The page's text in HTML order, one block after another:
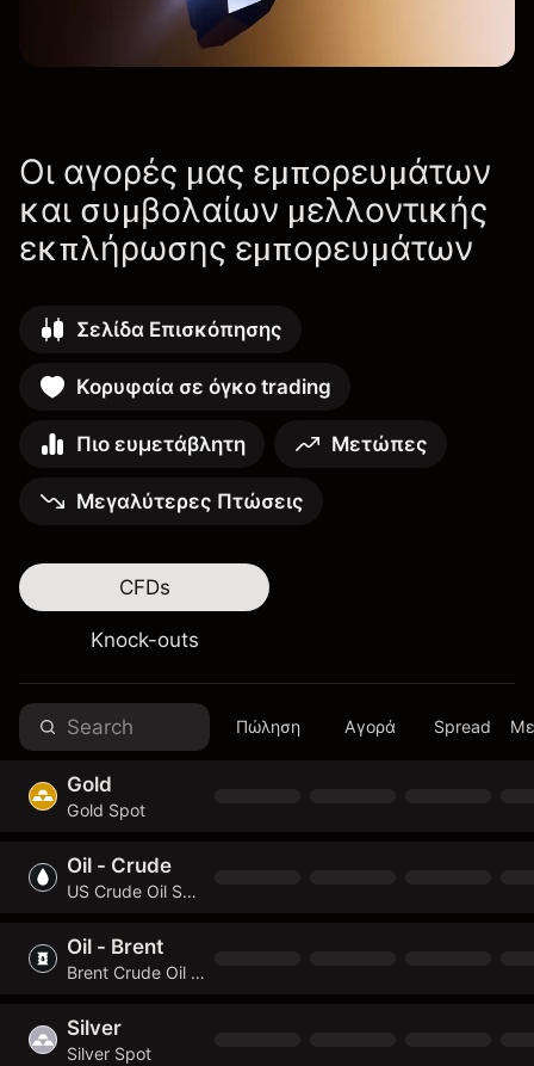
Οι αγορές μας εμπορευμάτων
και συμβολαίων μελλοντικής
εκπλήρωσης εμπορευμάτων
Σελίδα Επισκόπησης
Κορυφαία σε όγκο trading
Πιο ευμετάβλητη Μετώπες
Μεγαλύτερες Πτώσεις
CFDs
Knock-outs
Πώληση Αγορά Spread
Gold
Gold Spot
Oil - Crude
US Crude Oil Spot
Oil - Brent
Brent Crude Oil Spot
Silver
Silver Spot